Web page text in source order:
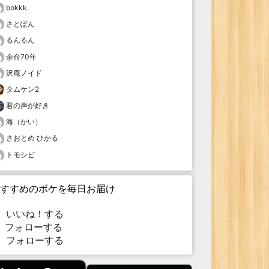
bokkk
さとぽん
るんるん
余命70年
沢庵ノイド
タムケン2
君の声が好き
海（かい）
さおとめ ひかる
トモシビ
すめのボケを毎日お届け
いいね！する
ォローする
フォローする